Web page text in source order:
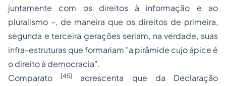
juntamente com os direitos à informação e ao
pluralismo –, de maneira que os direitos de primeira,
segunda e terceira gerações seriam, na verdade, suas
infra-estruturas que formariam "a pirâmide cujo ápice é
o direito à democracia".
Comparato
[45]
acrescenta que da Declaração